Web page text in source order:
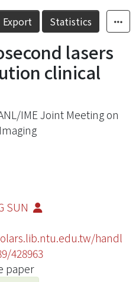
Export Statistics
lasers
clinical
IME Joint Meeting on
SUN
handl
428963
paper